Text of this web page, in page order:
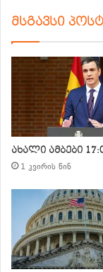
მსგავსი
ახალი ამბები
1 კვირის წინ